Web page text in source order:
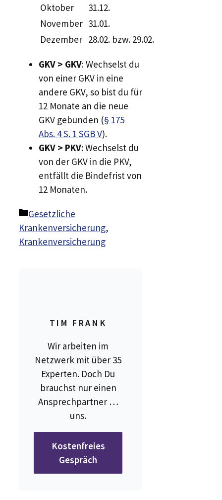
Oktober
31.12.
November 31.01.
Dezember 28.02. bzw. 29.02.
GKV > GKV: Wechselst du
von einer GKV in eine
andere GKV, so bist du für
12 Monate an die neue
GKV gebunden (§ 175
Abs. 4 S. 1 SGB V).
GKV > PKV: Wechselst du
von der GKV in die PKV,
entfällt die Bindefrist von
12 Monaten.
Kategorien
Gesetzliche
Krankenversicherung,
Krankenversicherung
TIM FRANK
Wir arbeiten im
Netzwerk mit über 35
Experten. Doch Du
brauchst nur einen
Ansprechpartner …
uns.
Kostenfreies
Gespräch